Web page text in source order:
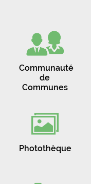
Communauté
de
Communes
Photothèque